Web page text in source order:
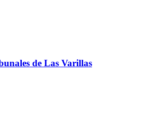
de Las Varillas